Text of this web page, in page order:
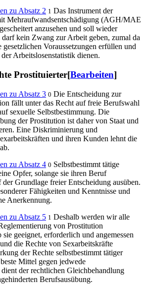
zu Absatz 2 1 Das Instrument der
Mehraufwandsentschädigung (AGH/MAE
anzusehen und soll wieder
kein Zwang zur Arbeit geben, zumal da
Voraussetzungen erfüllen und
Arbeitslosenstatistik dienen.
Prostituierter[Bearbeiten]
zu Absatz 3 0 Die Entscheidung zur
fällt unter das Recht auf freie Berufswahl
sexuelle Selbstbestimmung. Die
der Prostitution ist daher von Staat und
Eine Diskriminierung und
und ihren Kunden lehnt die
zu Absatz 4 0 Selbstbestimmt tätige
Opfer, solange sie ihren Beruf
Grundlage freier Entscheidung ausüben.
Fähigkeiten und Kenntnisse und
Anerkennung.
zu Absatz 5 1 Deshalb werden wir alle
von Prostitution
geeignet, erforderlich und angemessen
die Rechte von Sexarbeitskräfte
der Rechte selbstbestimmt tätiger
Mittel gegen jedwede
der rechtlichen Gleichbehandlung
Berufsausübung.